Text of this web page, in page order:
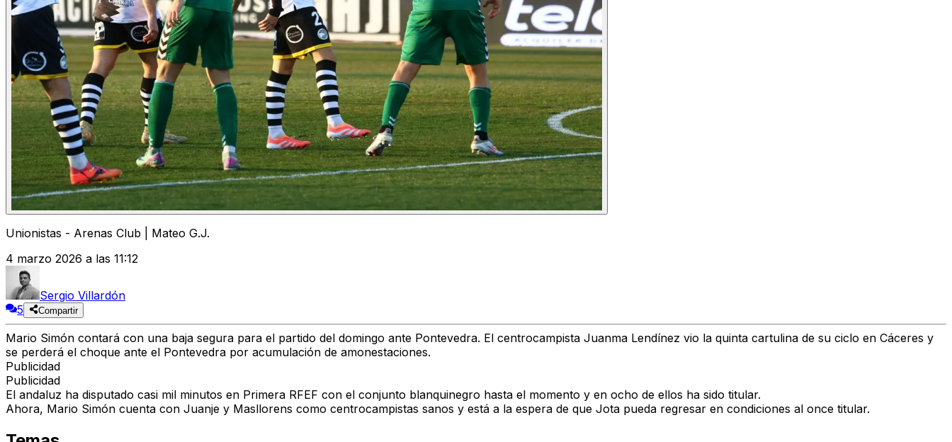
Unionistas - Arenas Club | Mateo G.J.
4 marzo 2026 a las 11:12
Sergio Villardón
5
Compartir
Mario Simón contará con una baja segura para el partido del domingo ante Pontevedra. El centrocampista Juanma Lendínez vio la quinta cartulina de su ciclo en Cáceres y
se perderá el choque ante el Pontevedra por acumulación de amonestaciones.
Publicidad
Publicidad
El andaluz ha disputado casi mil minutos en Primera RFEF con el conjunto blanquinegro hasta el momento y en ocho de ellos ha sido titular.
Ahora, Mario Simón cuenta con Juanje y Masllorens como centrocampistas sanos y está a la espera de que Jota pueda regresar en condiciones al once titular.